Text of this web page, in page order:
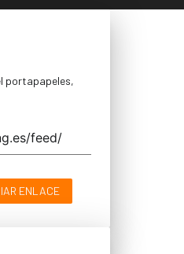
portapapeles,
ENLACE